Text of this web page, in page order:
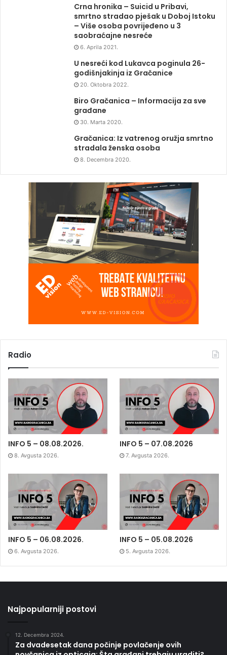
Crna hronika – Suicid u Pribavi,
smrtno stradao pješak u Doboj Istoku
– Više osoba povrijeđeno u 3
saobraćajne nesreće
6. Aprila 2021.
U nesreći kod Lukavca poginula 26-
godišnjakinja iz Gračanice
20. Oktobra 2022.
Biro Gračanica – Informacija za sve
građane
30. Marta 2020.
Gračanica: Iz vatrenog oružja smrtno
stradala ženska osoba
8. Decembra 2020.
Radio
INFO 5 – 08.08.2026.
8. Avgusta 2026.
INFO 5 – 07.08.2026
7. Avgusta 2026.
INFO 5 – 06.08.2026.
6. Avgusta 2026.
INFO 5 – 05.08.2026
5. Avgusta 2026.
Najpopularniji postovi
12. Decembra 2024.
Za dvadesetak dana počinje povlačenje ovih